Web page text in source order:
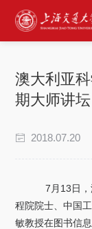
首页
招生工作
卓越工程师
澳大利亚
期大师讲坛
2018.07.20
7月13日，
程院院士、中国
敏教授在图书信